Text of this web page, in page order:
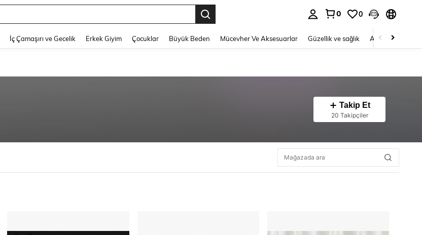
0 0
İç Çamaşırı ve Gecelik Erkek Giyim Çocuklar Büyük Beden Mücevher Ve Aksesuarlar Güzellik ve sağlık Ayakkabı
Takip Et
20 Takipçiler